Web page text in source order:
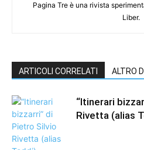
Pagina Tre è una rivista
Liber.
ARTICOLI CORRELATI ALTRO
“Itinerari
Rivetta (alias